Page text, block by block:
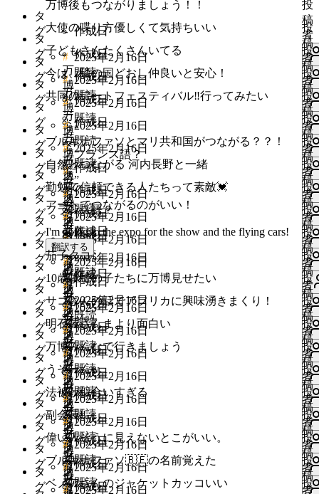
タ
グ
#
万
博
ト
ー
ク
デ
ィ
ス
カ
ッ
シ
ョ
ン
万博後もつながりましょう！！
作成日
2025年2月16日
既読
投
稿
者
い
い
ね
す
る
に
は
ロ
グ
イ
ン
が
必
要
で
す
い
ね
更
タ
グ
#
万
博
ト
ー
ク
デ
ィ
ス
カ
ッ
シ
ョ
ン
大使の喋り方優しくて気持ちいい
作成日
2025年2月16日
既読
投
稿
者
い
い
ね
す
る
に
は
ロ
グ
イ
ン
が
必
要
で
す
い
ね
更
タ
グ
#
万
博
ト
ー
ク
デ
ィ
ス
カ
ッ
シ
ョ
ン
子どもさんたくさんいてる
作成日
2025年2月16日
既読
投
稿
者
い
い
ね
す
る
に
は
ロ
グ
イ
ン
が
必
要
で
す
い
ね
更
タ
グ
#
万
博
ト
ー
ク
デ
ィ
ス
カ
ッ
シ
ョ
ン
今は、隣の国どおし仲良いと安心！
作成日
2025年2月16日
既読
投
稿
者
い
い
ね
す
る
に
は
ロ
グ
イ
ン
が
必
要
で
す
い
ね
タ
グ
#
万
博
ト
ー
ク
デ
ィ
ス
カ
ッ
シ
ョ
ン
共同のアートフェスティバル‼️行ってみたい
作成日
2025年2月16日
既読
投
稿
者
い
い
ね
す
る
に
は
ロ
グ
イ
ン
が
必
要
で
す
い
タ
グ
#
万
博
ト
ー
ク
デ
ィ
ス
カ
ッ
シ
ョ
ン
“
フランス語？
”
アートでつながるのがいい！
作成日
2025年2月16日
既読
投
稿
者
い
い
ね
す
る
に
は
ロ
グ
イ
ン
が
必
要
で
す
タ
グ
#
万
博
ト
ー
ク
デ
ィ
ス
カ
ッ
シ
ョ
ン
ブルキナファソとマリ共和国がつながる？？！
作成日
2025年2月16日
既読
投
稿
者
い
い
ね
す
る
に
は
ロ
グ
イ
ン
が
必
要
で
す
タ
グ
#
万
博
ト
ー
ク
デ
ィ
ス
カ
ッ
シ
ョ
ン
自然とつながる 河内長野と一緒
作成日
2025年2月16日
既読
投
稿
者
い
い
ね
す
る
に
は
ロ
グ
イ
ン
が
必
要
で
タ
グ
#
万
博
ト
ー
ク
デ
ィ
ス
カ
ッ
シ
ョ
ン
勤勉で信頼できる人たちって素敵💓
作成日
2025年2月16日
既読
投
稿
者
い
い
ね
す
る
に
は
ロ
グ
イ
ン
が
必
要
タ
グ
#
万
博
ト
ー
ク
デ
ィ
ス
カ
ッ
シ
ョ
ン
フランス語？
作成日
2025年2月16日
既読
投
稿
者
い
い
ね
す
る
に
は
ロ
グ
イ
ン
が
タ
グ
#
万
博
ト
ー
ク
デ
ィ
ス
カ
ッ
シ
ョ
ン
I'm going to the expo for the show and the flying cars!
翻訳する
作成日
2025年2月16日
既読
投
稿
者
い
い
ね
す
る
に
は
ロ
グ
イ
ン
が
タ
グ
#
万
博
ト
ー
ク
デ
ィ
ス
カ
ッ
シ
ョ
茄子タコ
作成日
2025年2月16日
既読
投
稿
者
い
い
ね
す
る
に
は
ロ
グ
タ
グ
#
万
博
ト
ー
ク
デ
ィ
ス
カ
ッ
10歳までの子たちに万博見せたい
作成日
2025年2月16日
既読
投
稿
者
い
い
ね
す
る
に
は
ロ
タ
グ
#
万
博
ト
ー
ク
デ
ィ
ス
カ
サコさんの話でアフリカに興味湧きまくり！
作成日
2025年2月16日
既読
投
稿
者
い
い
ね
す
る
に
は
タ
グ
#
万
博
ト
ー
ク
デ
ィ
明石屋さんまより面白い
作成日
2025年2月16日
既読
投
稿
者
い
い
ね
す
る
タ
グ
#
万
博
ト
ー
ク
デ
万博みんなで行きましょう
作成日
2025年2月16日
既読
投
稿
者
い
い
ね
タ
グ
#
万
博
ト
ー
うそーんw
作成日
2025年2月16日
既読
投
稿
者
い
い
タ
グ
#
万
博
ト
法被が似合いすぎる
作成日
2025年2月16日
既読
投
稿
者
タ
グ
#
万
副会長‼️
作成日
2025年2月16日
既読
投
稿
者
タ
グ
#
偉い人そうに見えないとこがいい。
作成日
2025年2月16日
投
稿
者
タ
グ
ブルキナファソ🇧🇫の名前覚えた
作成日
投
稿
者
ベノアさんのジャケットカッコいい
投